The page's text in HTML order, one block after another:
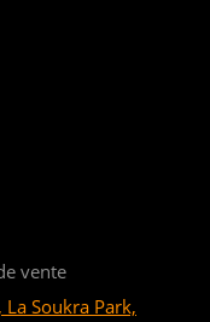
vente
La Soukra Park,